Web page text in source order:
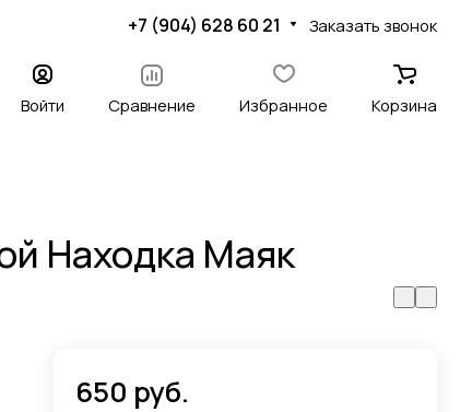
+7 (904) 628 60 21 Заказать звонок
Войти Сравнение Избранное Корзина
Находка Маяк
650 руб.